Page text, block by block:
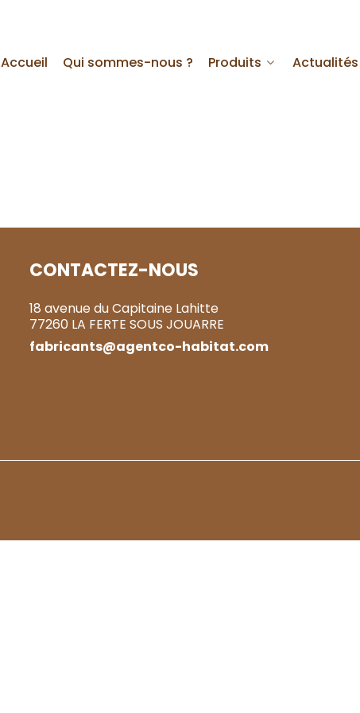
Accueil Qui sommes-nous ? Produits Actualités
CONTACTEZ-NOUS
18 avenue du Capitaine Lahitte
77260 LA FERTE SOUS JOUARRE
fabricants@agentco-habitat.com